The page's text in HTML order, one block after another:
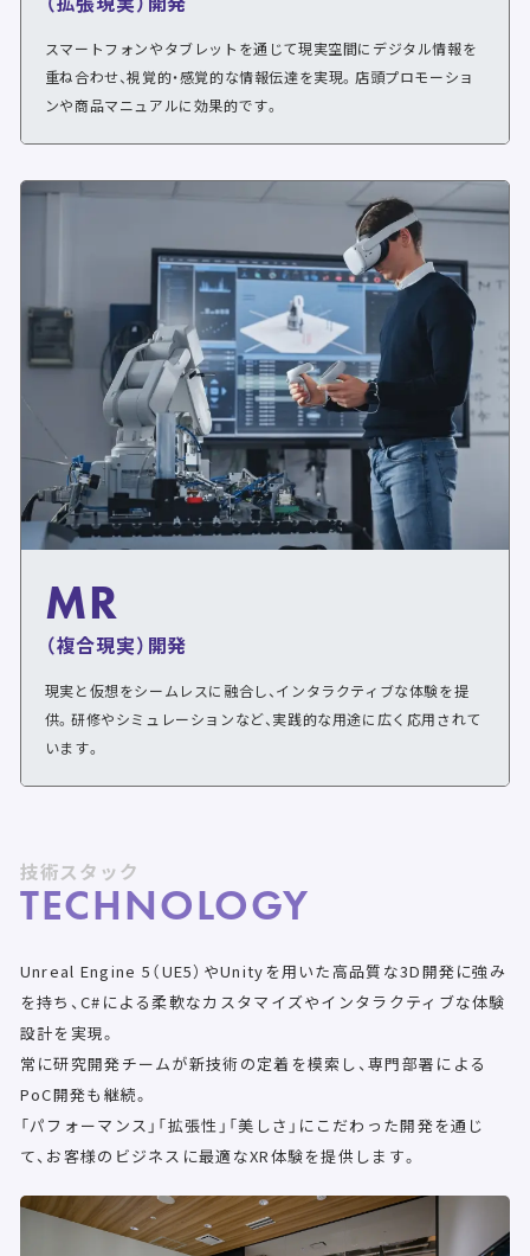
スマートフォンやタブレットを通じて現実空間にデジタル情報を
重ね合わせ、視覚的・感覚的な情報伝達を実現。店頭プロモーショ
ンや商品マニュアルに効果的です。
MR
（複合現実）開発
現実と仮想をシームレスに融合し、インタラクティブな体験を提
供。研修やシミュレーションなど、実践的な用途に広く応用されて
います。
技術スタック
TECHNOLOGY
Unreal Engine 5（UE5）やUnityを用いた高品質な3D開発に強み
を持ち、C#による柔軟なカスタマイズやインタラクティブな体験
設計を実現。
常に研究開発チームが新技術の定着を模索し、専門部署による
PoC開発も継続。
「パフォーマンス」「拡張性」「美しさ」にこだわった開発を通じ
て、お客様のビジネスに最適なXR体験を提供します。